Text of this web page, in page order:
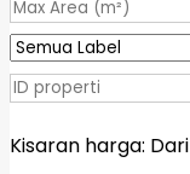
Kisaran harga: Dari